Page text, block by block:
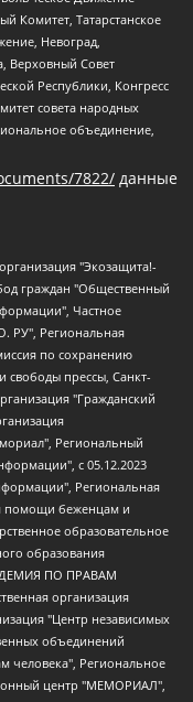
Комитет, Татарстанское
Невоград,
Верховный Совет
Республики, Конгресс
совета народных
объединение,
7822/ данные
Валерьевич, Григорьева Алина Александровна, Ассоциация по содействию защите прав призывников, альтернативнослужащих и военнослужащих "Правозащитная группа "Гражданин.Армия.Право", Хисамова Регина Фаритовна, Автономная некоммерческая организация по реализации социально-правовых программ "Лилит", Дальневосточное общественное движение "Маяк", Санкт-Петербургская ЛГБТ-инициативная группа "Выход", Инициативная группа ЛГБТ+ "Реверс", Алексеев Андрей Викторович, Бекбулатова Таисия Львовна, Беляев Иван Михайлович, Владыкина Елена Сергеевна, Гельман Марат Александрович, Никульшина Вероника Юрьевна, Толоконникова Надежда Андреевна, Шендерович Виктор Анатольевич, Общество с ограниченной ответственностью "Данное сообщение", Общество с ограниченной ответственностью Издательский дом "Новая глава", Айнбиндер Александра Александровна, Московский комьюнити-центр для ЛГБТ+инициатив, Благотворительный фонд развития филантропии, Deutsche Welle (Германия, Kurt-Schumacher-Strasse 3, 53113 Bonn), Борзунова Мария Михайловна, Воробьев Виктор Викторович, Голубева Анна Львовна, Константинова Алла Михайловна, Малкова Ирина Владимировна, Мурадов Мурад Абдулгалимович, Осетинская Елизавета Николаевна, Понасенков Евгений Николаевич, Ганапольский Матвей Юрьевич, Киселев Евгений Алексеевич, Борухович Ирина Григорьевна, Дремин Иван Тимофеевич, Дубровский Дмитрий Викторович, Красноярская региональная общественная организация поддержки и развития альтернативных образовательных технологий и межкультурных коммуникаций "ИНТЕРРА", Маяковская Екатерина Алексеевна, Фейгин Марк Захарович, Филимонов Андрей Викторович, Дзугкоева Регина Николаевна, Доброхотов Роман Александрович, Дудь Юрий Александрович, Елкин Сергей Владимирович, Кругликов Кирилл Игоревич, Сабунаева Мария Леонидовна, Семенов Алексей Владимирович, Шаинян Карен Багратович, Шульман Екатерина Михайловна, Асафьев Артур Валерьевич, Вахштайн Виктор Семенович, Венедиктов Алексей Алексеевич, Лушникова Екатерина Евгеньевна, Волков Леонид Михайлович, Невзоров Александр Глебович, Пархоменко Сергей Борисович, Сироткин Ярослав Николаевич, Кара-Мурза Владимир Владимирович, Баранова Наталья Владимировна, Гозман Леонид Яковлевич, Кагарлицкий Борис Юльевич, Климарев Михаил Валерьевич, Милов Владимир Станиславович, Автономная некоммерческая организация Краснодарский центр современного искусства "Типография", Моргенштерн Алишер Тагирович, Соболь Любовь Эдуардовна, Общество с ограниченной ответственностью "ЛИЗА НОРМ", Каспаров Гарри Кимович, Ходорковский Михаил Борисович, Общество с ограниченной ответственностью "Апрельские тезисы", Данилович Ирина Брониславовна, Кашин Олег Владимирович, Петров Николай Владимирович, Пивоваров Алексей Владимирович, Соколов Михаил Владимирович, Цветкова Юлия Владимировна, Чичваркин Евгений Александрович, Комитет против пыток/Команда против пыток, Общество с ограниченной ответственностью "Первый научный", Общество с ограниченной ответственностью "Вертолет и ко", Белоцерковская Вероника Борисовна, Кац Максим Евгеньевич, Лазарева Татьяна Юрьевна, Шаведдинов Руслан Табризович, Яшин Илья Валерьевич, Общество с ограниченной ответственностью "Иноагент ААВ", Алешковский Дмитрий Петрович, Альбац Евгения Марковна, Быков Дмитрий Львович, Галямина Юлия Евгеньевна, Лойко Сергей Леонидович, Мартынов Кирилл Константинович, Медведев Сергей Александрович, Крашенинников Федор Геннадиевич, Гордеева Катерина Вл